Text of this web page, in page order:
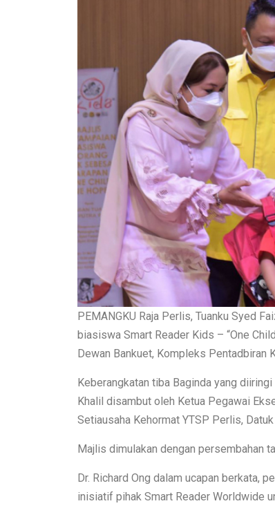
PEMANGKU Raja Perlis, Tuanku Syed
biasiswa Smart Reader Kids – “One
Dewan Bankuet, Kompleks Pentadbiran
Keberangkatan tiba Baginda yang
Khalil disambut oleh Ketua Pegawai
Setiausaha Kehormat YTSP Perlis,
Majlis dimulakan dengan persembahan
Dr. Richard Ong dalam ucapan berkata,
inisiatif pihak Smart Reader Worldwide